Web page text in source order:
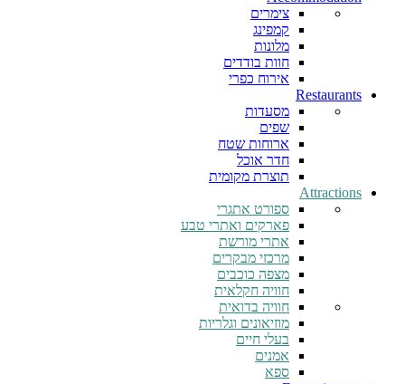
צימרים
קמפינג
מלונות
חוות בודדים
אירוח כפרי
Restaurants
מסעדות
שפים
ארוחות שטח
חדר אוכל
תוצרת מקומית
Attractions
ספורט אתגרי
פארקים ואתרי טבע
אתרי מורשת
מרכזי מבקרים
מצפה כוכבים
חוויה חקלאית
חוויה בדואית
מוזיאונים וגלריות
בעלי חיים
אמנים
ספא